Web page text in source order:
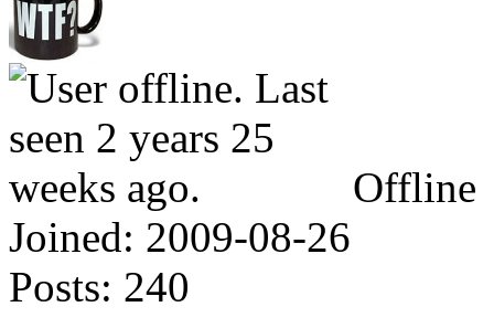
Offline
Joined: 2009-08-26
Posts: 240